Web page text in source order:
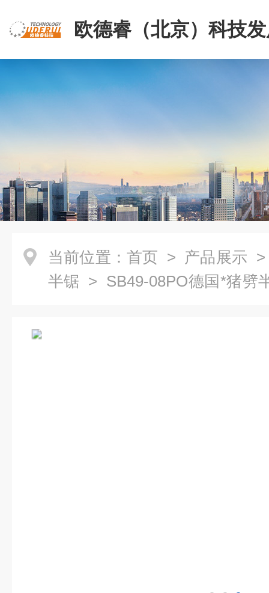
欧德睿（北京）科技
公司
当前位置： 首页 > 产品展示
半锯 > SB49-08PO德国*猪劈